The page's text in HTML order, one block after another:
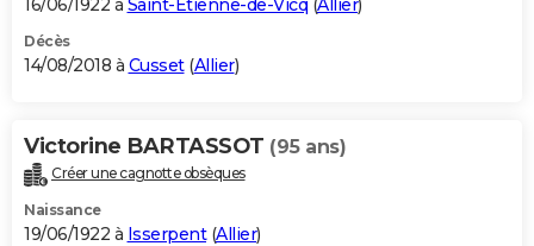
16/06/1922 à Saint-Étienne-de-Vicq (Allier)
Décès
14/08/2018 à Cusset(Allier)
Victorine BARTASSOT (95 ans)
Créer une cagnotte obsèques
Naissance
19/06/1922 à Isserpent(Allier)